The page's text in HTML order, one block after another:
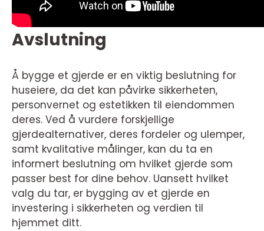
Avslutning
Å bygge et gjerde er en viktig beslutning for
huseiere, da det kan påvirke sikkerheten,
personvernet og estetikken til eiendommen
deres. Ved å vurdere forskjellige
gjerdealternativer, deres fordeler og ulemper,
samt kvalitative målinger, kan du ta en
informert beslutning om hvilket gjerde som
passer best for dine behov. Uansett hvilket
valg du tar, er bygging av et gjerde en
investering i sikkerheten og verdien til
hjemmet ditt.